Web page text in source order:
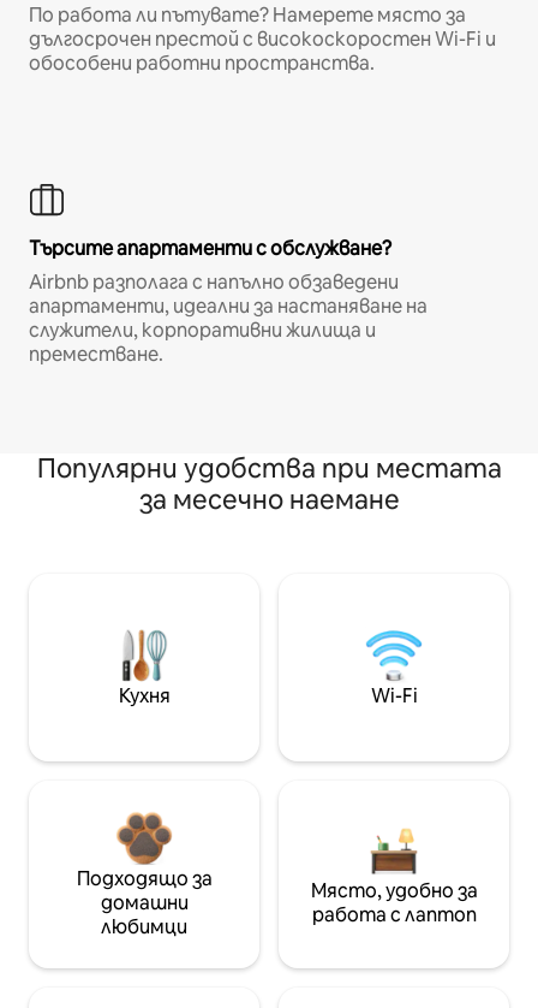
По работа ли пътувате? Намерете място за
дългосрочен престой с високоскоростен Wi-Fi и
обособени работни пространства.
Търсите апартаменти с обслужване?
Airbnb разполага с напълно обзаведени
апартаменти, идеални за настаняване на
служители, корпоративни жилища и
преместване.
Популярни удобства при местата
за месечно наемане
Кухня Wi-Fi
Подходящо за
домашни
любимци
Място, удобно за
работа с лаптоп